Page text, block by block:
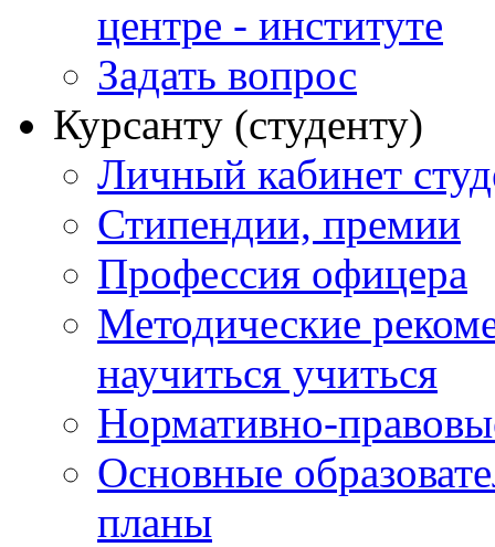
центре - институте
Задать вопрос
Курсанту (студенту)
Личный кабинет
Стипендии, премии
Профессия офицера
Методические
научиться учиться
Нормативно-
Основные
планы